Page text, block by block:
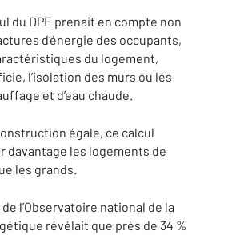
du DPE prenait en compte non
d’énergie des occupants,
du logement,
l’isolation des murs ou les
et d’eau chaude.
égale, ce calcul
davantage les logements de
les grands.
l’Observatoire national de la
révélait que près de 34 %